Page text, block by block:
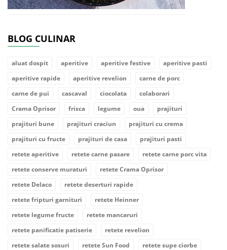
BLOG CULINAR
aluat dospit aperitive aperitive festive
aperitive pasti
aperitive rapide
aperitive revelion
carne de porc
carne de pui
cascaval ciocolata
colaborari
Crama Oprisor
frisca legume oua
prajituri
prajituri bune
prajituri craciun
prajituri cu crema
prajituri cu fructe
prajituri de casa
prajituri pasti
retete aperitive
retete carne pasare
retete carne porc vita
retete conserve muraturi
retete Crama Oprisor
retete Delaco
retete deserturi rapide
retete fripturi garnituri
retete Heinner
retete legume fructe
retete mancaruri
retete panificatie patiserie
retete revelion
retete salate sosuri
retete Sun Food
retete supe ciorbe